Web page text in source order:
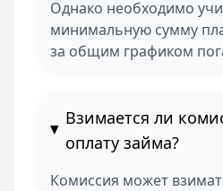
Однако необходимо
минимальную сумму
за общим графиком
Взимается ли
оплату займа?
Комиссия может